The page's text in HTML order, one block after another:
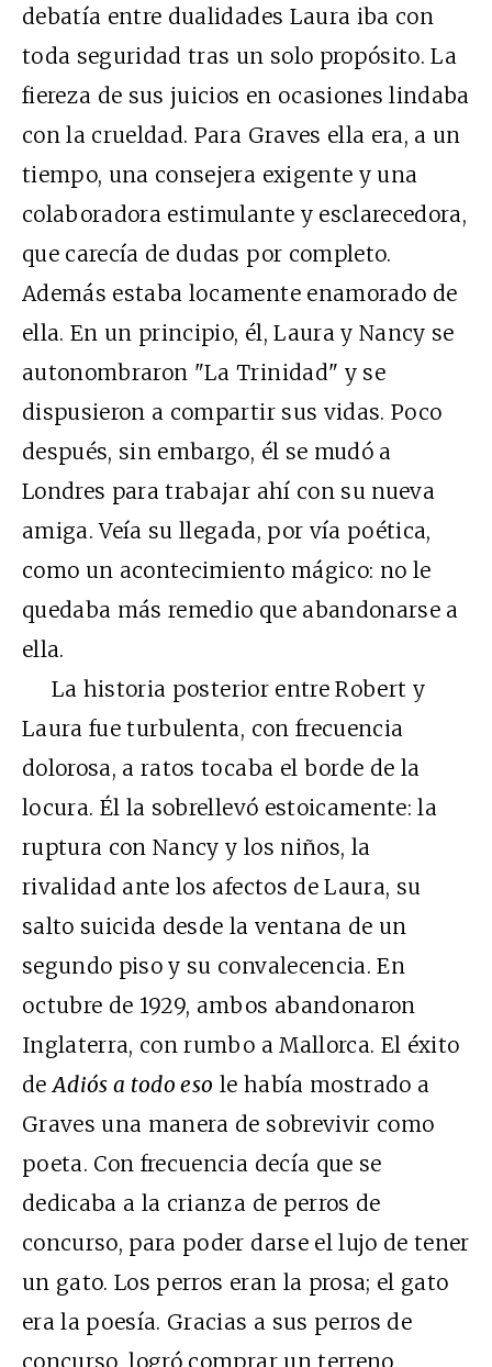
debatía entre dualidades Laura iba con
toda seguridad tras un solo propósito. La
fiereza de sus juicios en ocasiones lindaba
con la crueldad. Para Graves ella era, a un
tiempo, una consejera exigente y una
colaboradora estimulante y esclarecedora,
que carecía de dudas por completo.
Además estaba locamente enamorado de
ella. En un principio, él, Laura y Nancy se
autonombraron "La Trinidad" y se
dispusieron a compartir sus vidas. Poco
después, sin embargo, él se mudó a
Londres para trabajar ahí con su nueva
amiga. Veía su llegada, por vía poética,
como un acontecimiento mágico: no le
quedaba más remedio que abandonarse a
ella.
La historia posterior entre Robert y
Laura fue turbulenta, con frecuencia
dolorosa, a ratos tocaba el borde de la
locura. Él la sobrellevó estoicamente: la
ruptura con Nancy y los niños, la
rivalidad ante los afectos de Laura, su
salto suicida desde la ventana de un
segundo piso y su convalecencia. En
octubre de 1929, ambos abandonaron
Inglaterra, con rumbo a Mallorca. El éxito
deAdiós a todo eso le había mostrado a
Graves una manera de sobrevivir como
poeta. Con frecuencia decía que se
dedicaba a la crianza de perros de
concurso, para poder darse el lujo de tener
un gato. Los perros eran la prosa; el gato
era la poesía. Gracias a sus perros de
concurso, logró comprar un terreno